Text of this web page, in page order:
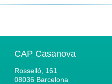
CAP Casanova
Rosselló, 161
08036 Barcelona